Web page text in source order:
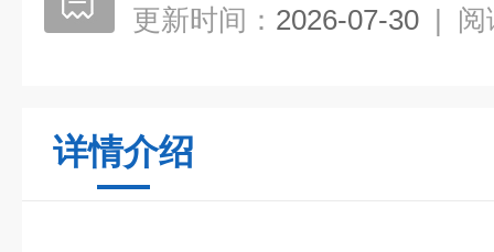
更新时间： 2026-07-30 | 阅
详情介绍